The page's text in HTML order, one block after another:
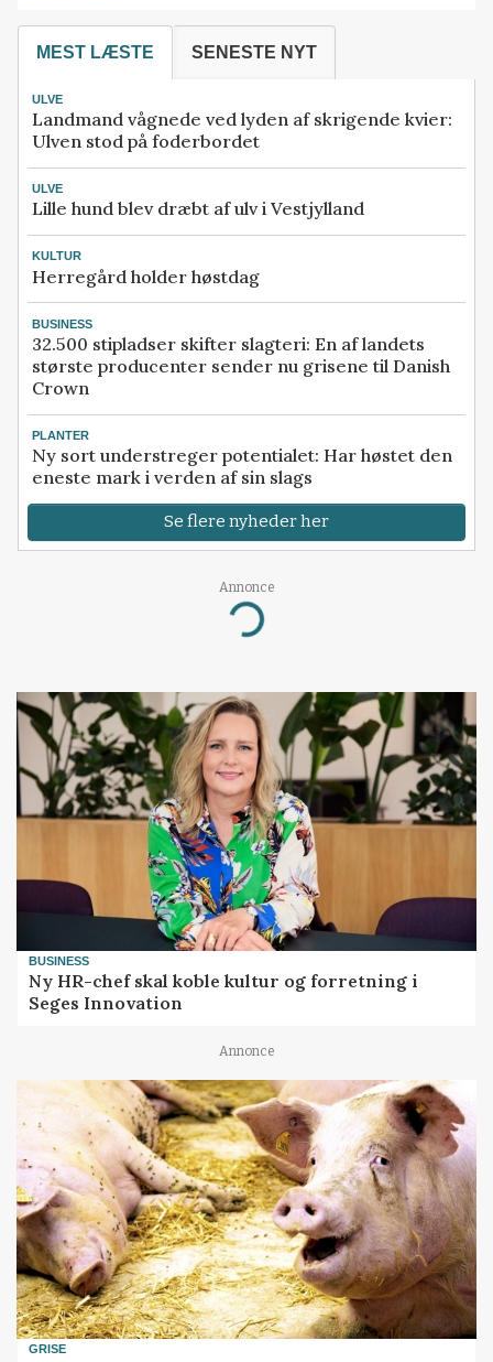
MEST LÆSTE SENESTE NYT
ULVE
Landmand vågnede ved lyden af skrigende kvier:
Ulven stod på foderbordet
ULVE
Lille hund blev dræbt af ulv i Vestjylland
KULTUR
Herregård holder høstdag
BUSINESS
32.500 stipladser skifter slagteri: En af landets
største producenter sender nu grisene til Danish
Crown
PLANTER
Ny sort understreger potentialet: Har høstet den
eneste mark i verden af sin slags
Se flere nyheder her
Annonce
Loading...
BUSINESS
Ny HR-chef skal koble kultur og forretning i
Seges Innovation
Annonce
GRISE